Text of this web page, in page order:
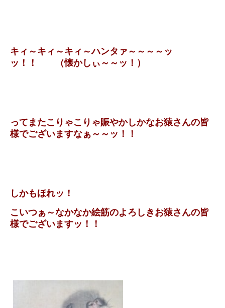
キィ～キィ～キィ～ハンタァ～～～～ッ
ッ！！ （懐かしぃ～～ッ！）
ってまたこりゃこりゃ賑やかしかなお猿さんの皆
様でございますなぁ～～ッ！！
しかもほれッ！
こいつぁ～なかなか絵筋のよろしきお猿さんの皆
様でございますッ！！